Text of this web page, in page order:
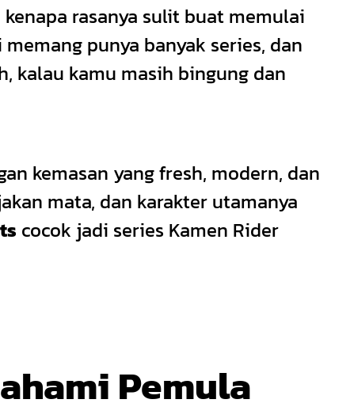
rasanya sulit buat memulai
punya banyak series, dan
kalau kamu masih bingung dan
kemasan yang fresh, modern, dan
mata, dan karakter utamanya
cocok jadi series Kamen Rider
Pemula